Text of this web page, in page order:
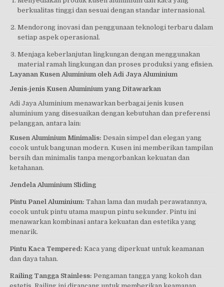
berkualitas tinggi dan sesuai dengan standar internasional.
Mendorong inovasi dan penggunaan teknologi terbaru dalam
setiap aspek operasional.
Menjaga keberlanjutan lingkungan dengan menggunakan
material ramah lingkungan dan proses produksi yang efisien.
Layanan Kusen Aluminium oleh Adi Jaya Aluminium
Jenis-jenis Kusen Aluminium yang Ditawarkan
Adi Jaya Aluminium menawarkan berbagai jenis kusen
aluminium yang disesuaikan dengan kebutuhan dan preferensi
pelanggan, antara lain:
Kusen Aluminium Minimalis: Desain simpel dan elegan yang
cocok untuk bangunan modern. Kusen ini memberikan tampilan
bersih dan minimalis tanpa mengorbankan kekuatan dan
ketahanan.
Jendela Aluminium Sliding
Pintu Panel Aluminium: Tahan lama dan mudah perawatannya,
cocok untuk pintu utama maupun pintu sekunder. Pintu ini
menawarkan kombinasi antara kekuatan dan estetika yang
menarik.
Pintu Kaca Tempered: Kaca yang diperkuat untuk keamanan
dan daya tahan.
Railing Tangga Stainless: Pengaman tangga yang kokoh dan